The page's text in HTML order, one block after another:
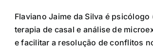
Flaviano Jaime da Silva é
terapia de casal e análise de
e facilitar a resolução de conflitos